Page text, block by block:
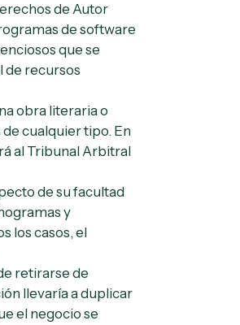
de Autor
de software
que se
de recursos
obra literaria o
cualquier tipo. En
al Tribunal Arbitral
de su facultad
y
los casos, el
retirarse de
llevaría a duplicar
el negocio se